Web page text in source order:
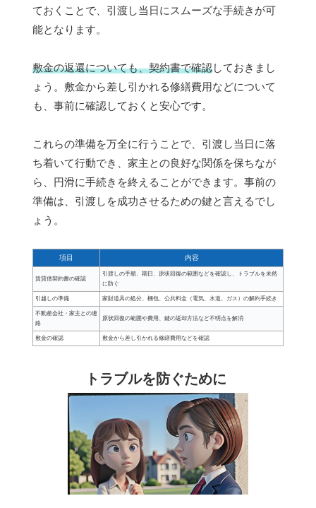
ておくことで、引渡し当日にスムーズな手続きが可
能となります。
敷金の返還についても、契約書で確認しておきまし
ょう。敷金から差し引かれる修繕費用などについて
も、事前に確認しておくと安心です。
これらの準備を万全に行うことで、引渡し当日に落
ち着いて行動でき、家主との良好な関係を保ちなが
ら、円滑に手続きを終えることができます。事前の
準備は、引渡しを成功させるための鍵と言えるでし
ょう。
項目 内容
賃貸借契約書の確認
引渡しの手順、期日、原状回復の範囲などを確認し、トラブルを未然
に防ぐ
引越しの準備 家財道具の処分、梱包、公共料金（電気、水道、ガス）の解約手続き
不動産会社・家主との連
絡
原状回復の範囲や費用、鍵の返却方法など不明点を解消
敷金の確認 敷金から差し引かれる修繕費用などを確認
トラブルを防ぐために